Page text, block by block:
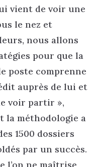
vient de voir une
le nez et
nous allons
pour que la
poste comprenne
auprès de lui et
voir partir »,
la méthodologie a
1500 dossiers
par un succès.
l’on ne maîtrise